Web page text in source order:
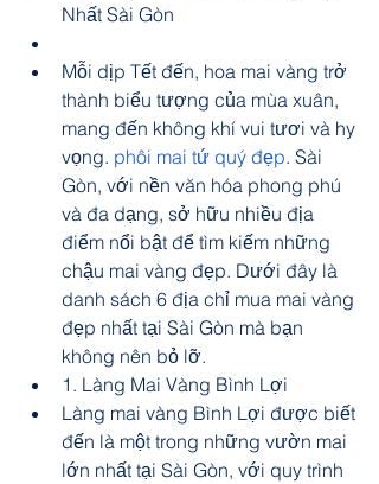
Nhất Sài Gòn
Mỗi dịp Tết đến, hoa mai vàng trở
thành biểu tượng của mùa xuân,
mang đến không khí vui tươi và hy
vọng. phôi mai tứ quý đẹp. Sài
Gòn, với nền văn hóa phong phú
và đa dạng, sở hữu nhiều địa
điểm nổi bật để tìm kiếm những
chậu mai vàng đẹp. Dưới đây là
danh sách 6 địa chỉ mua mai vàng
đẹp nhất tại Sài Gòn mà bạn
không nên bỏ lỡ.
1. Làng Mai Vàng Bình Lợi
Làng mai vàng Bình Lợi được biết
đến là một trong những vườn mai
lớn nhất tại Sài Gòn, với quy trình